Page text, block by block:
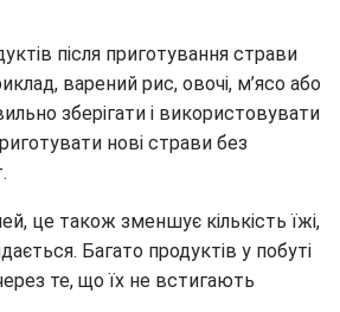
після приготування страви
варений рис, овочі, м’ясо або
зберігати і використовувати
нові страви без
це також зменшує кількість їжі,
Багато продуктів у побуті
те, що їх не встигають